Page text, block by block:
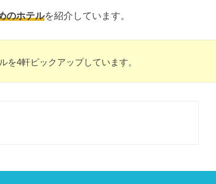
のホテルを紹介しています。
を4軒ピックアップしています。